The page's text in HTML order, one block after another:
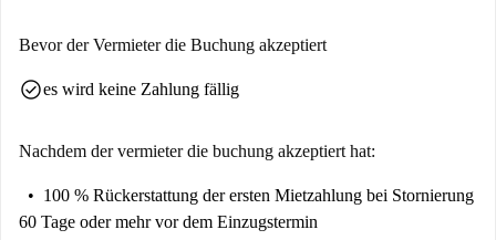
Bevor der Vermieter die Buchung akzeptiert
check_circlees wird keine Zahlung fällig
Nachdem der vermieter die buchung akzeptiert hat:
100 % Rückerstattung der ersten Mietzahlung bei Stornierung
60 Tage oder mehr vor dem Einzugstermin